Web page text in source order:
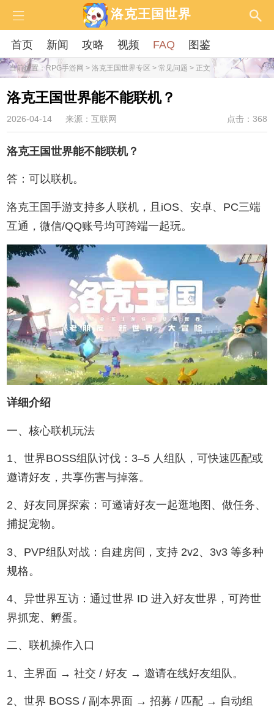
洛克王国世界
首页 新闻 攻略 视频 FAQ 图鉴
当前位置：RPG手游网 > 洛克王国世界专区 > 常见问题 > 正文
洛克王国世界能不能联机？
2026-04-14 来源：互联网 点击：368
洛克王国世界能不能联机？
答：可以联机。
洛克王国手游支持多人联机，且iOS、安卓、PC三端
互通，微信/QQ账号均可跨端一起玩。
详细介绍
一、核心联机玩法
1、世界BOSS组队讨伐：3–5 人组队，可快速匹配或
邀请好友，共享伤害与掉落。
2、好友同屏探索：可邀请好友一起逛地图、做任务、
捕捉宠物。
3、PVP组队对战：自建房间，支持 2v2、3v3 等多种
规格。
4、异世界互访：通过世界 ID 进入好友世界，可跨世
界抓宠、孵蛋。
二、联机操作入口
1、主界面 → 社交 / 好友 → 邀请在线好友组队。
2、世界 BOSS / 副本界面 → 招募 / 匹配 → 自动组